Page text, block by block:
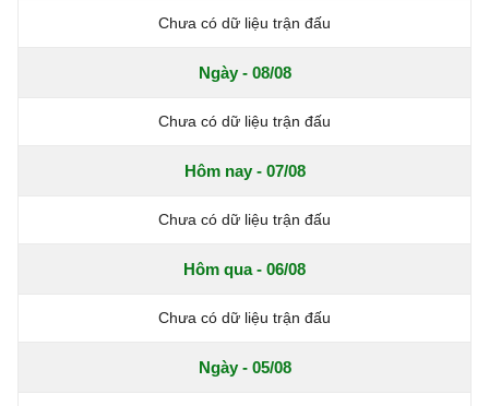
Chưa có dữ liệu trận đấu
Ngày - 08/08
Chưa có dữ liệu trận đấu
Hôm nay - 07/08
Chưa có dữ liệu trận đấu
Hôm qua - 06/08
Chưa có dữ liệu trận đấu
Ngày - 05/08